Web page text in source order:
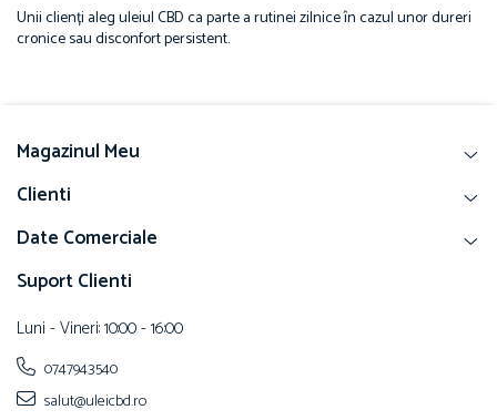
Unii clienți aleg uleiul CBD ca parte a rutinei zilnice în cazul unor dureri
cronice sau disconfort persistent.
Magazinul Meu
Clienti
Date Comerciale
Suport Clienti
Luni - Vineri: 10:00 - 16:00
0747943540
salut@uleicbd.ro